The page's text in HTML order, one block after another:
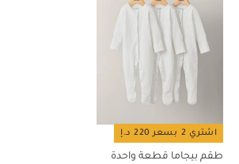
اشتري 2 بسعر 220 د.إ
طقم بيجاما قطعة واحدة